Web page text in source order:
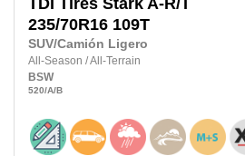
235/70R16 109T
SUV/Camión Ligero
All-Season /All-Terrain
BSW
520/A/B